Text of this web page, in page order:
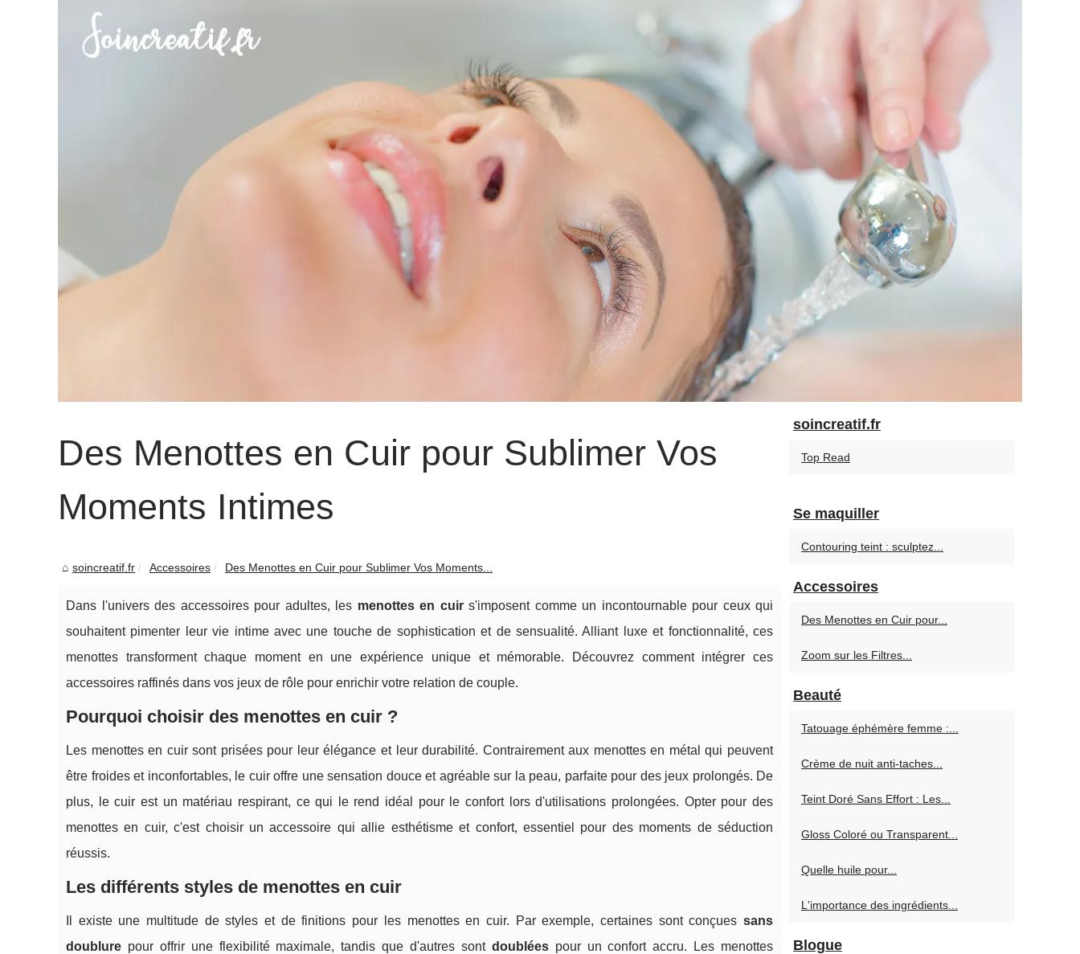
Des Menottes en Cuir pour Sublimer Vos
Moments Intimes
soincreatif.fr Accessoires Des Menottes en Cuir pour Sublimer Vos Moments...
Dans l'univers des accessoires pour adultes, les menottes en cuirs'imposent comme un incontournable pour ceux qui
souhaitent pimenter leur vie intime avec une touche de sophistication et de sensualité. Alliant luxe et fonctionnalité, ces
menottes transforment chaque moment en une expérience unique et mémorable. Découvrez comment intégrer ces
accessoires raffinés dans vos jeux de rôle pour enrichir votre relation de couple.
Pourquoi choisir des menottes en cuir ?
Les menottes en cuir sont prisées pour leur élégance et leur durabilité. Contrairement aux menottes en métal qui peuvent
être froides et inconfortables, le cuir offre une sensation douce et agréable sur la peau, parfaite pour des jeux prolongés. De
plus, le cuir est un matériau respirant, ce qui le rend idéal pour le confort lors d'utilisations prolongées. Opter pour des
menottes en cuir, c'est choisir un accessoire qui allie esthétisme et confort, essentiel pour des moments de séduction
réussis.
Les différents styles de menottes en cuir
Il existe une multitude de styles et de finitions pour les menottes en cuir. Par exemple, certaines sont conçues sans
doublure pour offrir une flexibilité maximale, tandis que d'autres sont doubléespour un confort accru. Les menottes
soincreatif.fr
Top Read
Se maquiller
Contouring teint : sculptez...
Accessoires
Des Menottes en Cuir pour...
Zoom sur les Filtres...
Beauté
Tatouage éphémère femme :...
Crème de nuit anti‑taches...
Teint Doré Sans Effort : Les...
Gloss Coloré ou Transparent...
Quelle huile pour...
L'importance des ingrédients...
Blogue